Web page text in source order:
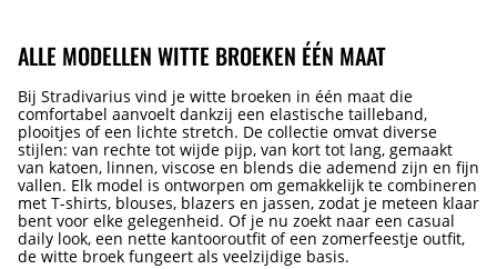
ALLE MODELLEN WITTE BROEKEN ÉÉN MAAT
Bij Stradivarius vind je witte broeken in één maat die
comfortabel aanvoelt dankzij een elastische tailleband,
plooitjes of een lichte stretch. De collectie omvat diverse
stijlen: van rechte tot wijde pijp, van kort tot lang, gemaakt
van katoen, linnen, viscose en blends die ademend zijn en fijn
vallen. Elk model is ontworpen om gemakkelijk te combineren
met T-shirts, blouses, blazers en jassen, zodat je meteen klaar
bent voor elke gelegenheid. Of je nu zoekt naar een casual
daily look, een nette kantooroutfit of een zomerfeestje outfit,
de witte broek fungeert als veelzijdige basis.